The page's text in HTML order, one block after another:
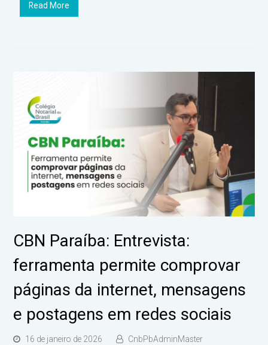
Read More
CBN Paraíba: Entrevista:
ferramenta permite comprovar
páginas da internet, mensagens
e postagens em redes sociais
16 de janeiro de 2026 CnbPbAdminMaster